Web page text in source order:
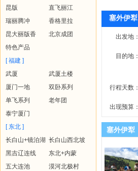
昆版
直飞丽江
瑞丽腾冲
香格里拉
昆大丽版香
北京成团
特色产品
[ 福建 ]
武厦
武厦土楼
厦门一地
双卧系列
单飞系列
老年团
泰宁厦门
[ 东北 ]
长白山+镜泊湖 长白山西北坡
黑吉辽连线
东北+内蒙
五大连池
漠河北极村
塞外伊犁
出发地：
目的地：
行程天数：
出现预算：
塞外伊犁